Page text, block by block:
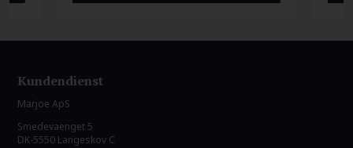
Kundendienst
Marjoe ApS
Smedevaenget 5
DK-5550 Langeskov C